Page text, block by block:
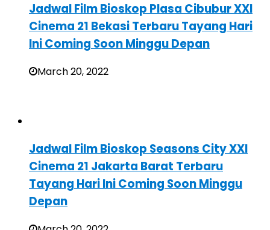
Jadwal Film Bioskop Plasa Cibubur XXI
Cinema 21 Bekasi Terbaru Tayang Hari
Ini Coming Soon Minggu Depan
March 20, 2022
Jadwal Film Bioskop Seasons City XXI
Cinema 21 Jakarta Barat Terbaru
Tayang Hari Ini Coming Soon Minggu
Depan